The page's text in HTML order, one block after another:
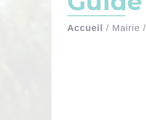
Accueil / Mairie /